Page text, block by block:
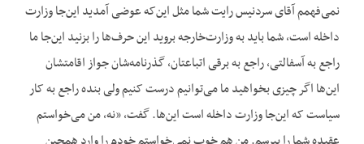
نمی‌فهمم آقای سردنیس رایت شما مثل این‌که عوضی آمدید این‌جا وزارت
داخله است، شما باید به وزارت‌خارجه بروید این حرف‌ها را بزنید این‌جا ما
راجع به آسفالتی، راجع به برقی اتباعتان، گذرنامه‌شان جواز اقامتشان
این‌ها اگر چیزی بخواهید ما می‌توانیم درست کنیم ولی بنده راجع به کار
سیاست که این‌جا وزارت داخله است این‌ها. گفت، «نه، من می‌خواستم